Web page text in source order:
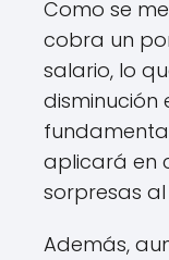
Como se
cobra un
salario, lo
disminución
aplicará en
sorpresas
Además,